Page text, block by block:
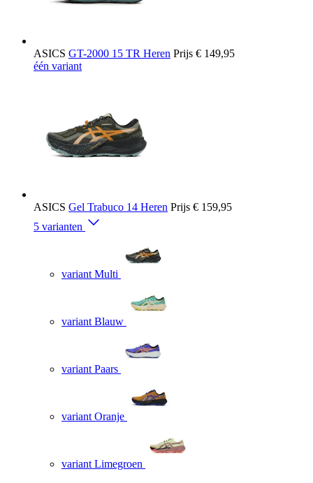
ASICS GT-2000 15 TR Heren Prijs € 149,95
één variant
ASICS Gel Trabuco 14 Heren Prijs € 159,95
5 varianten
variant Multi
variant Blauw
variant Paars
variant Oranje
variant Limegroen